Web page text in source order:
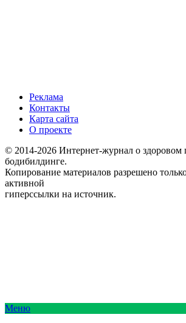
Реклама
Контакты
Карта сайта
О проекте
© 2014-2026 Интернет-журнал о здоровом
бодибилдинге.
Копирование материалов разрешено
активной
гиперссылки на источник.
Меню